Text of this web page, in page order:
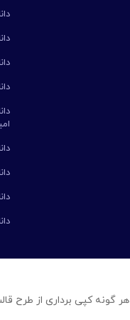
هر گونه کپی برداری از طرح